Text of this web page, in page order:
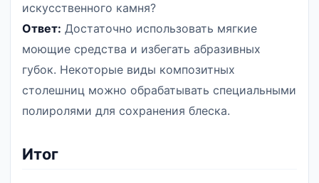
искусственного камня?
Ответ: Достаточно использовать мягкие
моющие средства и избегать абразивных
губок. Некоторые виды композитных
столешниц можно обрабатывать специальными
полиролями для сохранения блеска.
Итог